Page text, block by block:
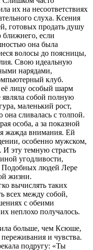
их на несоответствиях
слуха. Ксения
готовых продать душу
если
она была
волосы до поясницы,
Свою идеальную
нарядами,
клуб.
лицу особый шарм
собой полную
маленький рост,
сливалась с толпой.
особа, а за показной
жажда внимания. Ей
особенно мужском,
И эту темную страсть
угодливости,
Подобных людей Лере
жизни.
вычислять таких
всех между собой,
с обеими
неплохо получалось.
больше, чем Ксюше,
и чувства.
подругу: «Ты